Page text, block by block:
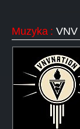
Muzyka : VNV